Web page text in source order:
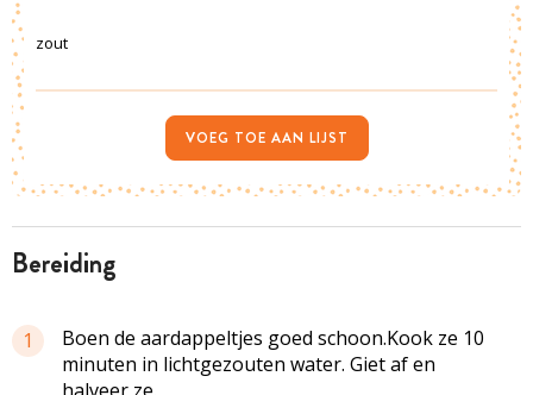
bereiding
1
Boen de aardappeltjes goed schoon.Kook ze 10
minuten in lichtgezouten water. Giet af en
halveer ze.
zout
VOEG TOE AAN LIJST